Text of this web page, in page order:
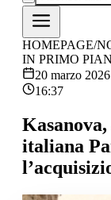
HOMEPAGE/
IN PRIMO
20 marzo 2026
16:37
italiana